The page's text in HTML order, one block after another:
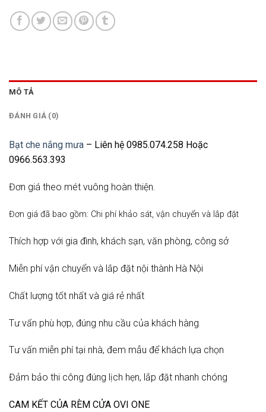
MÔ TẢ
ĐÁNH GIÁ (0)
Bạt che nắng mưa – Liên hệ 0985.074.258 Hoặc
0966.563.393
Đơn giá theo mét vuông hoàn thiện.
Đơn giá đã bao gồm: Chi phí khảo sát, vận chuyển và lắp đặt
Thích hợp với gia đình, khách sạn, văn phòng, công sở
Miễn phí vận chuyển và lắp đặt nội thành Hà Nội
Chất lượng tốt nhất và giá rẻ nhất
Tư vấn phù hợp, đúng nhu cầu của khách hàng
Tư vấn miễn phí tại nhà, đem mẫu để khách lựa chọn
Đảm bảo thi công đúng lịch hẹn, lắp đặt nhanh chóng
CAM KẾT CỦA RÈM CỬA OVI ONE